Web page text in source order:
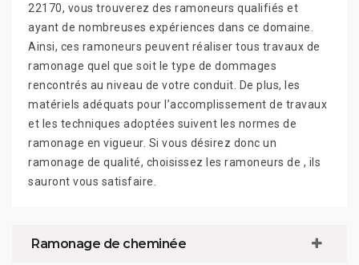
22170, vous trouverez des ramoneurs qualifiés et
ayant de nombreuses expériences dans ce domaine.
Ainsi, ces ramoneurs peuvent réaliser tous travaux de
ramonage quel que soit le type de dommages
rencontrés au niveau de votre conduit. De plus, les
matériels adéquats pour l’accomplissement de travaux
et les techniques adoptées suivent les normes de
ramonage en vigueur. Si vous désirez donc un
ramonage de qualité, choisissez les ramoneurs de , ils
sauront vous satisfaire.
Ramonage de cheminée